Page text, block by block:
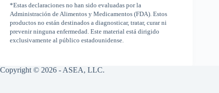
*Estas declaraciones no han sido evaluadas por la
Administración de Alimentos y Medicamentos (FDA). Estos
productos no están destinados a diagnosticar, tratar, curar ni
prevenir ninguna enfermedad. Este material está dirigido
exclusivamente al público estadounidense.
Copyright © 2026 - ASEA, LLC.